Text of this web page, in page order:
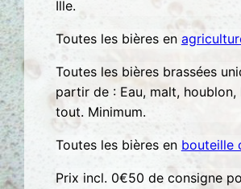
Ille.
Toutes les bières en
Toutes les bières brassées
partir de : Eau, malt, houblon,
tout. Minimum.
Toutes les bières en bouteille
Prix incl. 0€50 de consigne